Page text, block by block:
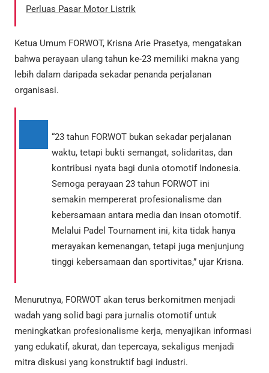
Perluas Pasar Motor Listrik
Ketua Umum FORWOT, Krisna Arie Prasetya, mengatakan
bahwa perayaan ulang tahun ke-23 memiliki makna yang
lebih dalam daripada sekadar penanda perjalanan
organisasi.
“23 tahun FORWOT bukan sekadar perjalanan
waktu, tetapi bukti semangat, solidaritas, dan
kontribusi nyata bagi dunia otomotif Indonesia.
Semoga perayaan 23 tahun FORWOT ini
semakin mempererat profesionalisme dan
kebersamaan antara media dan insan otomotif.
Melalui Padel Tournament ini, kita tidak hanya
merayakan kemenangan, tetapi juga menjunjung
tinggi kebersamaan dan sportivitas,” ujar Krisna.
Menurutnya, FORWOT akan terus berkomitmen menjadi
wadah yang solid bagi para jurnalis otomotif untuk
meningkatkan profesionalisme kerja, menyajikan informasi
yang edukatif, akurat, dan tepercaya, sekaligus menjadi
mitra diskusi yang konstruktif bagi industri.